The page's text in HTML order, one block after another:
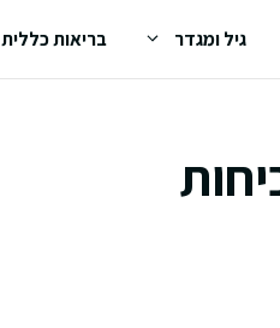
גיל ומגדר בריאות כללית